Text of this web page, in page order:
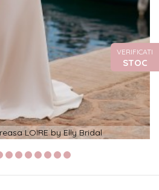
LOIRE by Elly Bridal
VERIFICATI
STOC